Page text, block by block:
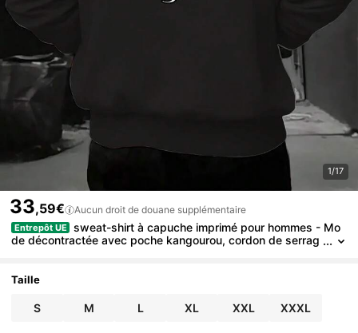
1/17
33,59€ Aucun droit de douane supplémentaire
Entrepôt UE
sweat-shirt à capuche imprimé pour hommes - Mo
de décontractée avec poche kangourou, cordon de serrag
Taille
S M L XL XXL XXXL